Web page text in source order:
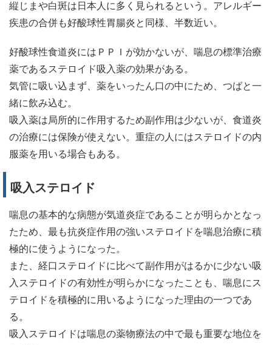
縦じまや白斑は日本人に多く見られるという。アレルギー
疾患の合併も好酸球性胃腸炎と同様、半数近い。
好酸球性食道炎にはＰＰＩが効かないが、喘息の標準治療
薬であるステロイド吸入薬の効果がある。
気管に吸い込まず、薬をいったん口の中にため、つばと一
緒に飲み込む。
吸入薬は局所的に作用するため副作用は少ないが、食道炎
の治療には保険が使えない。重症の人にはステロイドの内
服薬を用いる場合もある。
吸入ステロイド
喘息の基本的な病態が気道炎症であることが明らかとなっ
たため、最も抗炎症作用の強いステロイドを喘息治療に積
極的に使うようになった。
また、経口ステロイドに比べて副作用がはるかに少ない吸
入ステロイドの有効性が明らかになったことも、喘息にス
テロイドを積極的に用いるようになった理由の一つであ
る。
吸入ステロイドは喘息の薬物療法の中で最も重要な地位を